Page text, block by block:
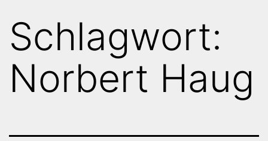
Schlagwort:
Norbert Haug